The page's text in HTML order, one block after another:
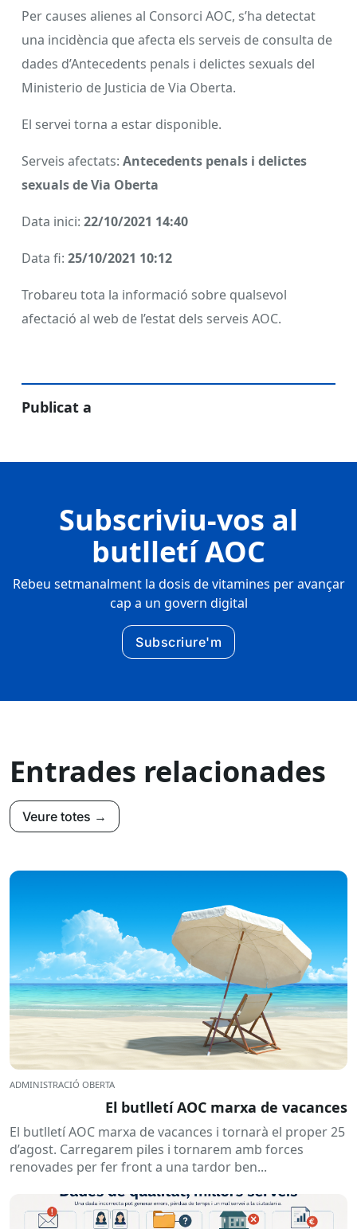
Per causes alienes al Consorci AOC, s’ha detectat
una incidència que afecta els serveis de consulta de
dades d’Antecedents penals i delictes sexuals del
Ministerio de Justicia de Via Oberta.
El servei torna a estar disponible.
Serveis afectats: Antecedents penals i delictes
sexuals de Via Oberta
Data inici: 22/10/2021 14:40
Data fi: 25/10/2021 10:12
Trobareu tota la informació sobre qualsevol
afectació al web de l’estat dels serveis AOC.
Publicat a
Subscriviu-vos al
butlletí AOC
Rebeu setmanalment la dosis de vitamines per avançar
cap a un govern digital
Subscriure'm
Entrades relacionades
Veure totes →
ADMINISTRACIÓ OBERTA
El butlletí AOC marxa de vacances
El butlletí AOC marxa de vacances i tornarà el proper 25
d’agost. Carregarem piles i tornarem amb forces
renovades per fer front a una tardor ben...